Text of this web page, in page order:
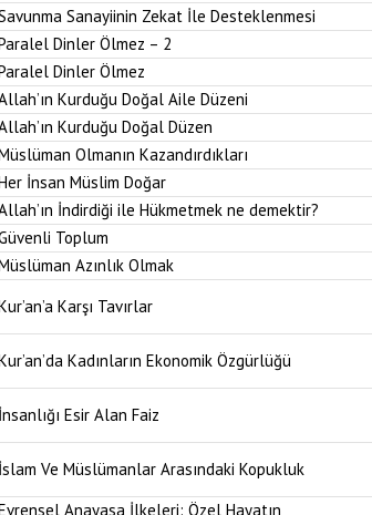
Sanayiinin Zekat İle Desteklenmesi
Dinler Ölmez – 2
Dinler Ölmez
Kurduğu Doğal Aile Düzeni
Kurduğu Doğal Düzen
Olmanın Kazandırdıkları
İnsan Müslim Doğar
İndirdiği ile Hükmetmek ne demektir?
Toplum
Azınlık Olmak
Karşı Tavırlar
Kadınların Ekonomik Özgürlüğü
Esir Alan Faiz
Ve Müslümanlar Arasındaki Kopukluk
Anayasa İlkeleri: Özel Hayatın